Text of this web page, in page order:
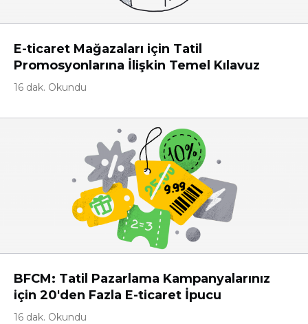
E-ticaret Mağazaları için Tatil
Promosyonlarına İlişkin Temel Kılavuz
16 dak. Okundu
BFCM: Tatil Pazarlama Kampanyalarınız
için 20'den Fazla E-ticaret İpucu
16 dak. Okundu